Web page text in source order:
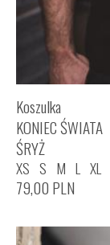
Koszulka
KONIEC ŚWIATA
ŚRYŻ
XS S M L XL
79,00 PLN